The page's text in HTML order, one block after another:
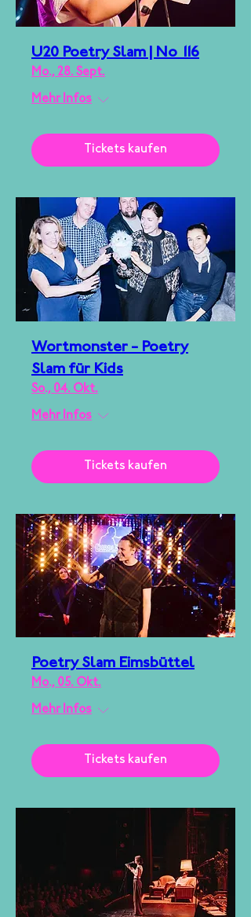
U20 Poetry Slam | No 116
Mo., 28. Sept.
Mehr Infos
Tickets kaufen
Wortmonster - Poetry
Slam für Kids
So., 04. Okt.
Mehr Infos
Tickets kaufen
Poetry Slam Eimsbüttel
Mo., 05. Okt.
Mehr Infos
Tickets kaufen